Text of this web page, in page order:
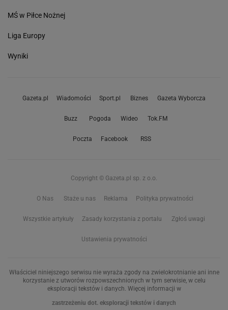
MŚ w Piłce Nożnej
Liga Europy
Wyniki
Gazeta.pl Wiadomości Sport.pl Biznes Gazeta Wyborcza
Buzz Pogoda Wideo Tok.FM
Poczta Facebook RSS
Copyright © Gazeta.pl sp. z o.o.
O Nas Staże u nas Reklama Polityka prywatności
Wszystkie artykuły Zasady korzystania z portalu Zgłoś uwagi
Ustawienia prywatności
Właściciel niniejszego serwisu nie wyraża zgody na zwielokrotnianie ani inne
korzystanie z utworów rozpowszechnionych w tym serwisie, w celu
eksploracji tekstów i danych. Więcej informacji w
zastrzeżeniu dot. eksploracji tekstów i danych